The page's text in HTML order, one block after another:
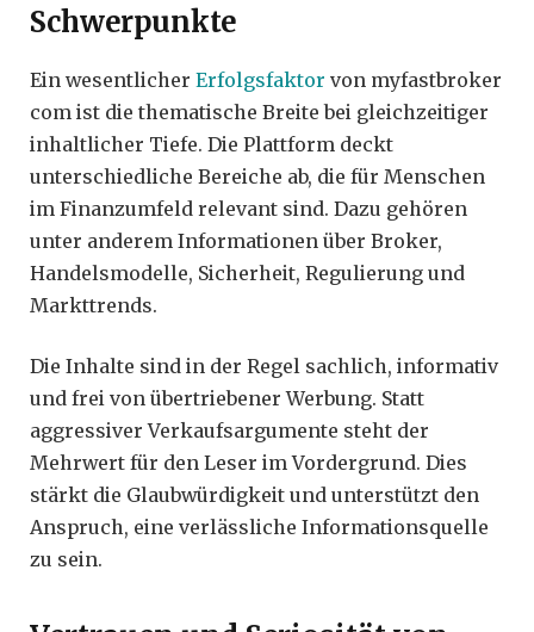
Schwerpunkte
Ein wesentlicher Erfolgsfaktor von myfastbroker
com ist die thematische Breite bei gleichzeitiger
inhaltlicher Tiefe. Die Plattform deckt
unterschiedliche Bereiche ab, die für Menschen
im Finanzumfeld relevant sind. Dazu gehören
unter anderem Informationen über Broker,
Handelsmodelle, Sicherheit, Regulierung und
Markttrends.
Die Inhalte sind in der Regel sachlich, informativ
und frei von übertriebener Werbung. Statt
aggressiver Verkaufsargumente steht der
Mehrwert für den Leser im Vordergrund. Dies
stärkt die Glaubwürdigkeit und unterstützt den
Anspruch, eine verlässliche Informationsquelle
zu sein.